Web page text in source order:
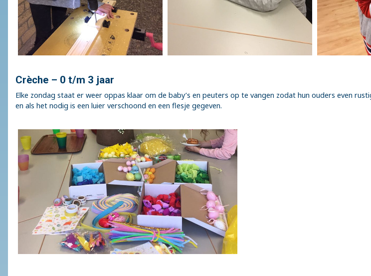
Crèche – 0 t/m 3 jaar
Elke zondag staat er weer oppas klaar om de baby’s en peuters op te vangen zodat hun ouders even
en als het nodig is een luier verschoond en een flesje gegeven.